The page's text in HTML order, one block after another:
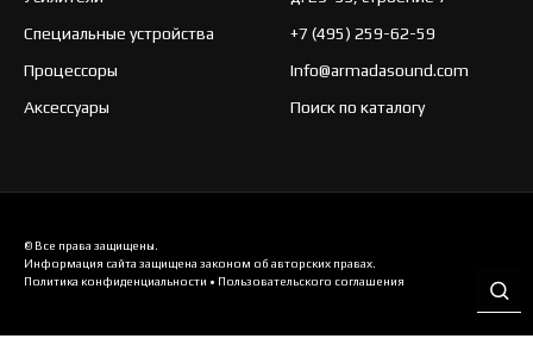
Специальные устройства
Процессоры
Аксессуары
+7 (495) 259-62-59
Info@armadasound.com
Поиск по каталогу
© Все права защищены.
Информация сайта защищена законом об авторских правах.
Политика конфиденциальности • Пользовательского соглашения